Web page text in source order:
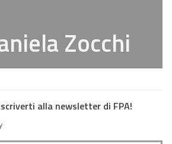
Zocchi
alla newsletter di FPA!